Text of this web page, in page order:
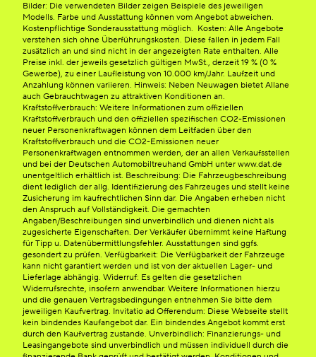
Bilder: Die verwendeten Bilder zeigen Beispiele des jeweiligen
Modells. Farbe und Ausstattung können vom Angebot abweichen.
Kostenpflichtige Sonderausstattung möglich. Kosten: Alle Angebote
verstehen sich ohne Überführungskosten. Diese fallen in jedem Fall
zusätzlich an und sind nicht in der angezeigten Rate enthalten. Alle
Preise inkl. der jeweils gesetzlich gültigen MwSt., derzeit 19 % (0 %
Gewerbe), zu einer Laufleistung von 10.000 km/Jahr. Laufzeit und
Anzahlung können variieren. Hinweis: Neben Neuwagen bietet Allane
auch Gebrauchtwagen zu attraktiven Konditionen an.
Kraftstoffverbrauch: Weitere Informationen zum offiziellen
Kraftstoffverbrauch und den offiziellen spezifischen CO2-Emissionen
neuer Personenkraftwagen können dem Leitfaden über den
Kraftstoffverbrauch und die CO2-Emissionen neuer
Personenkraftwagen entnommen werden, der an allen Verkaufsstellen
und bei der Deutschen Automobiltreuhand GmbH unter www.dat.de
unentgeltlich erhältlich ist. Beschreibung: Die Fahrzeugbeschreibung
dient lediglich der allg. Identifizierung des Fahrzeuges und stellt keine
Zusicherung im kaufrechtlichen Sinn dar. Die Angaben erheben nicht
den Anspruch auf Vollständigkeit. Die gemachten
Angaben/Beschreibungen sind unverbindlich und dienen nicht als
zugesicherte Eigenschaften. Der Verkäufer übernimmt keine Haftung
für Tipp u. Datenübermittlungsfehler. Ausstattungen sind ggfs.
gesondert zu prüfen. Verfügbarkeit: Die Verfügbarkeit der Fahrzeuge
kann nicht garantiert werden und ist von der aktuellen Lager- und
Lieferlage abhängig. Widerruf: Es gelten die gesetzlichen
Widerrufsrechte, insofern anwendbar. Weitere Informationen hierzu
und die genauen Vertragsbedingungen entnehmen Sie bitte dem
jeweiligen Kaufvertrag. Invitatio ad Offerendum: Diese Webseite stellt
kein bindendes Kaufangebot dar. Ein bindendes Angebot kommt erst
durch den Kaufvertrag zustande. Unverbindlich: Finanzierungs- und
Leasingangebote sind unverbindlich und müssen individuell durch die